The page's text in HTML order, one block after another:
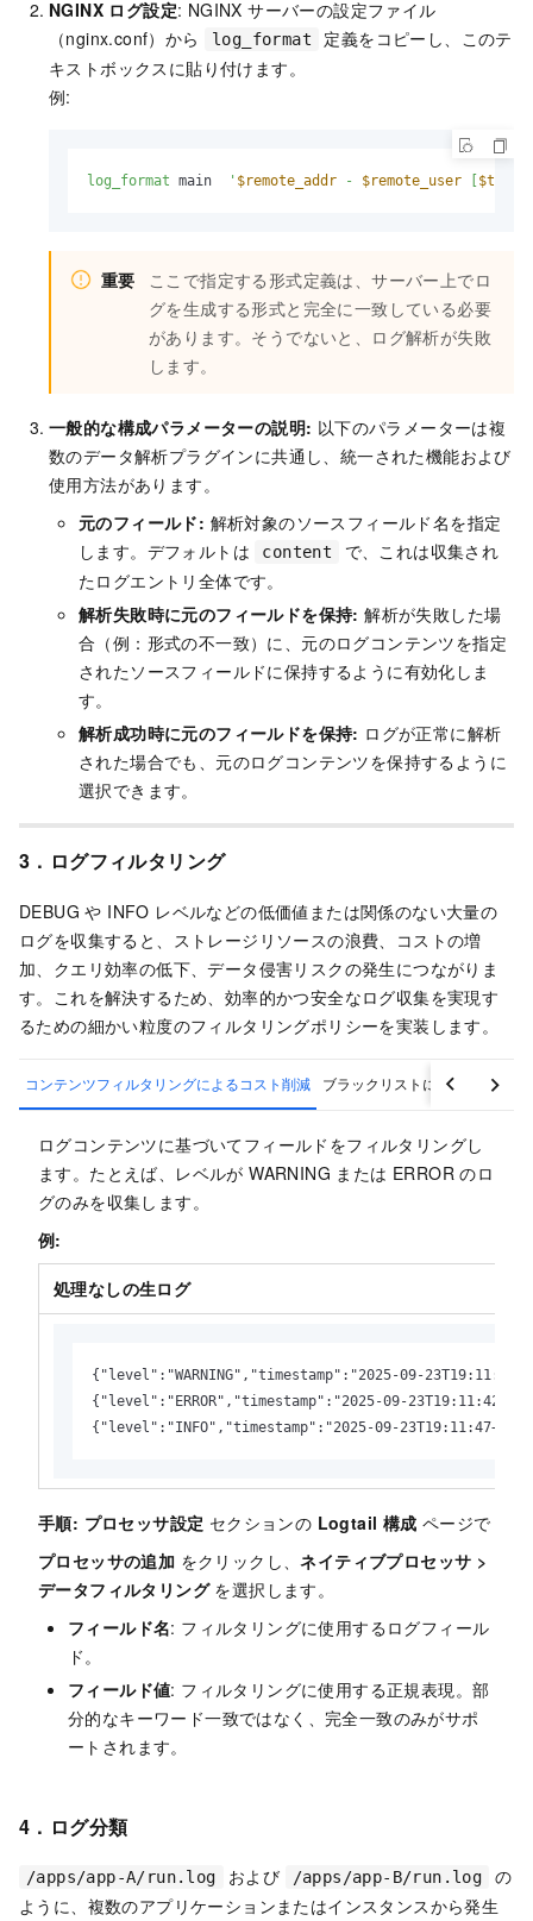
NGINX ログ設定: NGINX サーバーの設定ファイル
（nginx.conf）から
log_format
定義をコピーし、このテ
キストボックスに貼り付けます。
例:
log_format main ' $remote_addr - $remote_user [
重要
ここで指定する形式定義は、サーバー上でロ
グを生成する形式と完全に一致している必要
があります。そうでないと、ログ解析が失敗
します。
一般的な構成パラメーターの説明: 以下のパラメーターは複
数のデータ解析プラグインに共通し、統一された機能および
使用方法があります。
元のフィールド: 解析対象のソースフィールド名を指定
します。デフォルトは
content
で、これは収集され
たログエントリ全体です。
解析失敗時に元のフィールドを保持: 解析が失敗した場
合（例：形式の不一致）に、元のログコンテンツを指定
されたソースフィールドに保持するように有効化しま
す。
解析成功時に元のフィールドを保持: ログが正常に解析
された場合でも、元のログコンテンツを保持するように
選択できます。
3．ログフィルタリング
DEBUG や INFO レベルなどの低価値または関係のない大量の
ログを収集すると、ストレージリソースの浪費、コストの増
加、クエリ効率の低下、データ侵害リスクの発生につながりま
す。これを解決するため、効率的かつ安全なログ収集を実現す
るための細かい粒度のフィルタリングポリシーを実装します。
コンテンツフィルタリングによるコスト削減 ブラックリストによる収集範囲
ログコンテンツに基づいてフィールドをフィルタリングし
ます。たとえば、レベルが WARNING または ERROR のロ
グのみを収集します。
例:
処理なしの生ログ
{"level":"WARNING","timestamp":"2025-09-
{"level":"ERROR","timestamp":"2025-09-
{"level":"INFO","timestamp":"2025-09-
手順: プロセッサ設定 セクションの Logtail 構成 ページで
プロセッサの追加 をクリックし、ネイティブプロセッサ >
データフィルタリングを選択します。
フィールド名: フィルタリングに使用するログフィール
ド。
フィールド値: フィルタリングに使用する正規表現。部
分的なキーワード一致ではなく、完全一致のみがサポ
ートされます。
4．ログ分類
/apps/app-A/run.log および /apps/app-B/run.log
の
ように、複数のアプリケーションまたはインスタンスから発生